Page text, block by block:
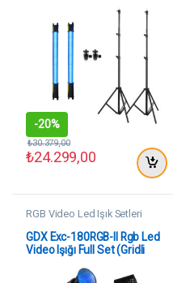
-20%
₺24.299,00
₺30.379,00
RGB Video Led Işık Setleri
GDX Exc-180RGB-II Rgb Led
Video Işığı Full Set (Gridli
Kalın Işık Ayağı)